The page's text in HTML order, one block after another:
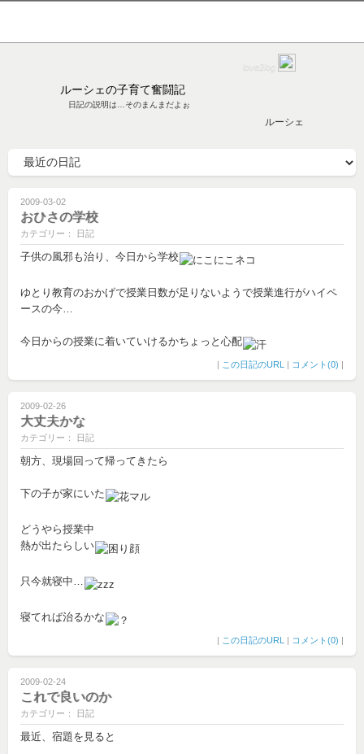
ルーシェの子育て奮闘記
日記の説明は…そのまんまだよぉ
ルーシェ
2009-03-02
おひさの学校
カテゴリー： 日記
子供の風邪も治り、今日から学校
ゆとり教育のおかげで授業日数が足りないようで授業進行がハイペ
ースの今…
今日からの授業に着いていけるかちょっと心配
| この日記のURL | コメント(0) |
2009-02-26
大丈夫かな
カテゴリー： 日記
朝方、現場回って帰ってきたら
下の子が家にいた
どうやら授業中
熱が出たらしい
只今就寝中…
寝てれば治るかな
| この日記のURL | コメント(0) |
2009-02-24
これで良いのか
カテゴリー： 日記
最近、宿題を見ると